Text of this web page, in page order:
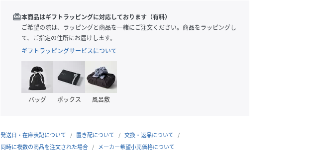
redeem本商品はギフトラッピングに対応しております（有料）
ご希望の際は、ラッピングと商品を一緒にご注文ください。商品をラッピングし
て、ご指定の住所にお届けします。
ギフトラッピングサービスについて
バッグ ボックス 風呂敷
発送日・在庫表記について 置き配について
交換・返品について
同時に複数の商品を注文された場合
メーカー希望小売価格について